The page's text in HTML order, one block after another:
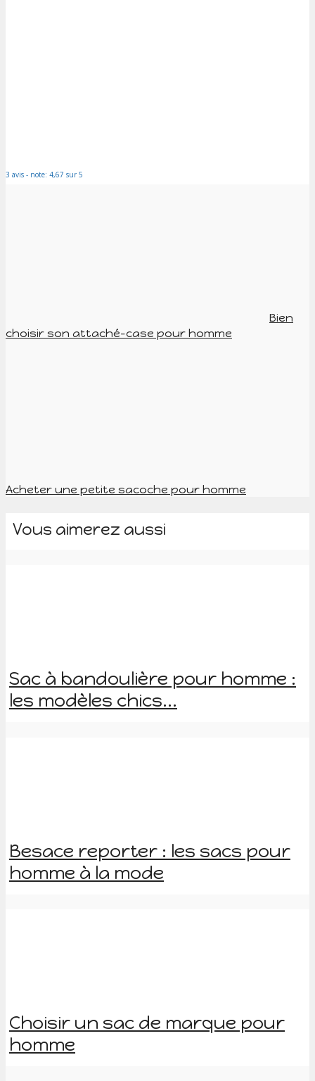
3 avis - note: 4,67 sur 5
Bien
choisir son attaché-case pour homme
Acheter une petite sacoche pour homme
Vous aimerez aussi
Sac à bandoulière pour homme :
les modèles chics...
Besace reporter : les sacs pour
homme à la mode
Choisir un sac de marque pour
homme